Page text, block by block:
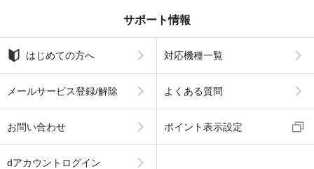
サポート情報
はじめての方へ 対応機種一覧
メールサービス登録/解除 よくある質問
お問い合わせ ポイント表示設定
dアカウントログイン